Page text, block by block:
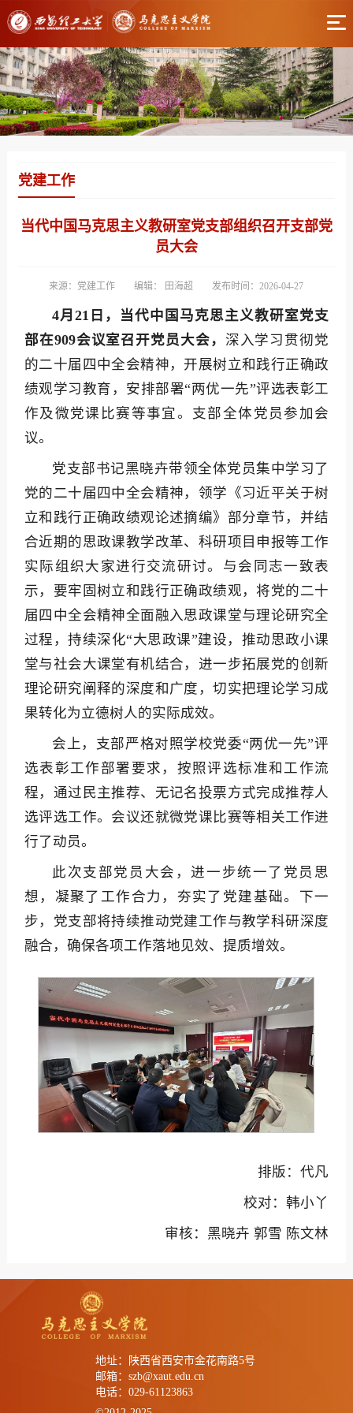
党建工作
当代中国马克思主义教研室党支部组织召开支部党
员大会
来源：党建工作 编辑： 田海超 发布时间：2026-04-27
4月21日，当代中国马克思主义教研室党支
部在909会议室召开党员大会， 深入学习贯彻党
的二十届四中全会精神，开展树立和践行正确政
绩观学习教育，安排部署“两优一先”评选表彰工
作及微党课比赛等事宜。支部全体党员参加会
议。
党支部书记黑晓卉带领全体党员集中学习了
党的二十届四中全会精神，领学《习近平关于树
立和践行正确政绩观论述摘编》部分章节，并结
合近期的思政课教学改革、科研项目申报等工作
实际组织大家进行交流研讨。与会同志一致表
示，要牢固树立和践行正确政绩观，将党的二十
届四中全会精神全面融入思政课堂与理论研究全
过程，持续深化“大思政课”建设，推动思政小课
堂与社会大课堂有机结合，进一步拓展党的创新
理论研究阐释的深度和广度，切实把理论学习成
果转化为立德树人的实际成效。
会上，支部严格对照学校党委“两优一先”评
选表彰工作部署要求，按照评选标准和工作流
程，通过民主推荐、无记名投票方式完成推荐人
选评选工作。会议还就微党课比赛等相关工作进
行了动员。
此次支部党员大会，进一步统一了党员思
想，凝聚了工作合力，夯实了党建基础。下一
步，党支部将持续推动党建工作与教学科研深度
融合，确保各项工作落地见效、提质增效。
排版：代凡
校对：韩小丫
审核：黑晓卉 郭雪 陈文林
地址：陕西省西安市金花南路5号
邮箱：szb@xaut.edu.cn
电话：029-61123863